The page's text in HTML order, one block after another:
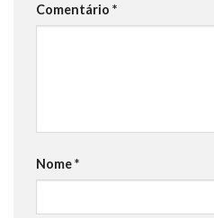
Comentário *
Nome*